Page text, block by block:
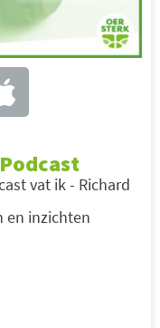
vat ik - Richard
en inzichten